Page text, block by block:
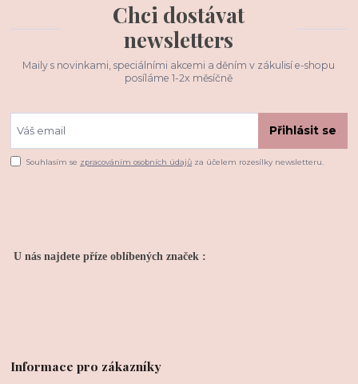
Chci dostávat
newsletters
Maily s novinkami, speciálními akcemi a děním v zákulisí e-shopu
posíláme 1-2x měsíčně
Přihlásit se
Souhlasím se zpracováním osobních údajů za účelem rozesílky newsletteru.
U nás najdete příze oblíbených značek :
Informace pro zákazníky